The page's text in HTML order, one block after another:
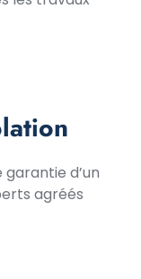
d’un
agréés